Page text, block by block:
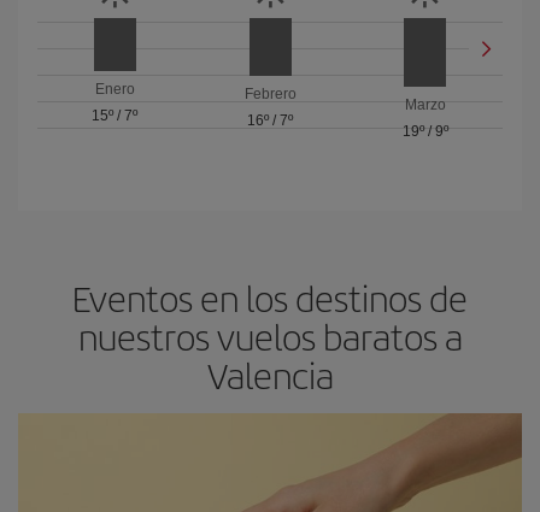
Enero
15º /7º
Febrero
16º / 7º
Marzo
19º/ 9º
Eventos en los destinos de
nuestros vuelos baratos a
Valencia